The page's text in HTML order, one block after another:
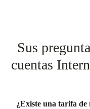
Sus
cuentas
¿Existe una tarifa de